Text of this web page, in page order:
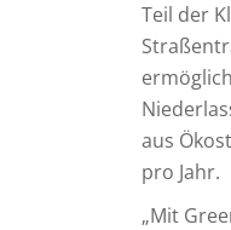
Teil der
aus
pro Jahr.
„Mit